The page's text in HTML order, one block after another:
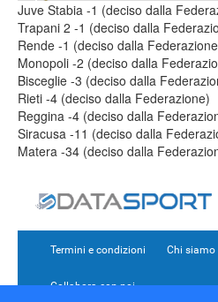
Juve Stabia -1 (deciso dalla
Trapani 2 -1 (deciso dalla
Rende -1 (deciso dalla
Monopoli -2 (deciso dalla
Bisceglie -3 (deciso dalla
Rieti -4 (deciso dalla Federazione)
Reggina -4 (deciso dalla
Siracusa -11 (deciso dalla
Matera -34 (deciso dalla
Termini e condizioni Chi siamo
Collabora con noi